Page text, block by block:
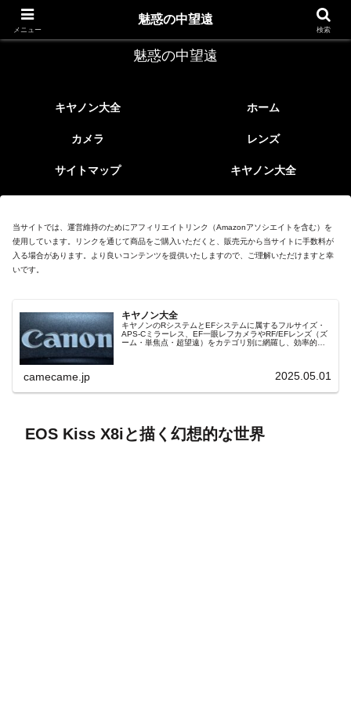
レトロなEFレンズ
魅惑の中望遠
キヤノン大全 ホーム
カメラ レンズ
サイトマップ キヤノン大全
当サイトでは、運営維持のためにアフィリエイトリンク（Amazonアソシエイトを含む）を
使用しています。リンクを通じて商品をご購入いただくと、販売元から当サイトに手数料が
入る場合があります。より良いコンテンツを提供いたしますので、ご理解いただけますと幸
いです。
キヤノン大全
キヤノンのRシステムとEFシステムに属するフルサイズ・
APS-Cミラーレス、EF一眼レフカメラやRF/EFレンズ（ズ
ーム・単焦点・超望遠）をカテゴリ別に網羅し、効率的に
camecame.jp 2025.05.01
EOS Kiss X8iと描く幻想的な世界
メニュー
魅惑の中望遠
検索